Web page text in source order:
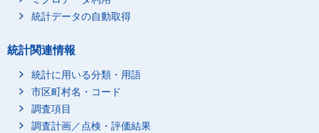
統計データの自動取得
統計関連情報
統計に用いる分類・用語
市区町村名・コード
調査項目
調査計画／点検・評価結果